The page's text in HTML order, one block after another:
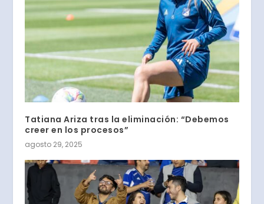
Tatiana Ariza tras la eliminación: “Debemos
creer en los procesos”
agosto 29, 2025